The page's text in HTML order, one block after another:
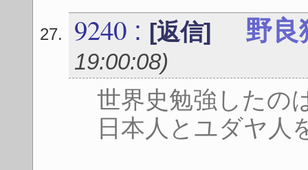
9240 : [返信] 野良
19:00:08)
世界史勉強したの
日本人とユダヤ人